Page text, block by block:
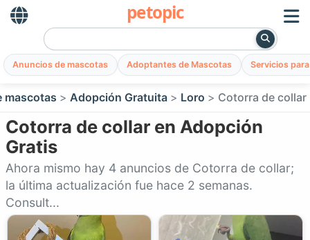
petopic
Anuncios de mascotas Adoptantes de Mascotas Servicios
mascotas Adopción Gratuita Loro Cotorra de collar
Cotorra de collar en Adopción
Gratis
Ahora mismo hay 4 anuncios de Cotorra de collar;
la última actualización fue hace 2 semanas.
Consult...